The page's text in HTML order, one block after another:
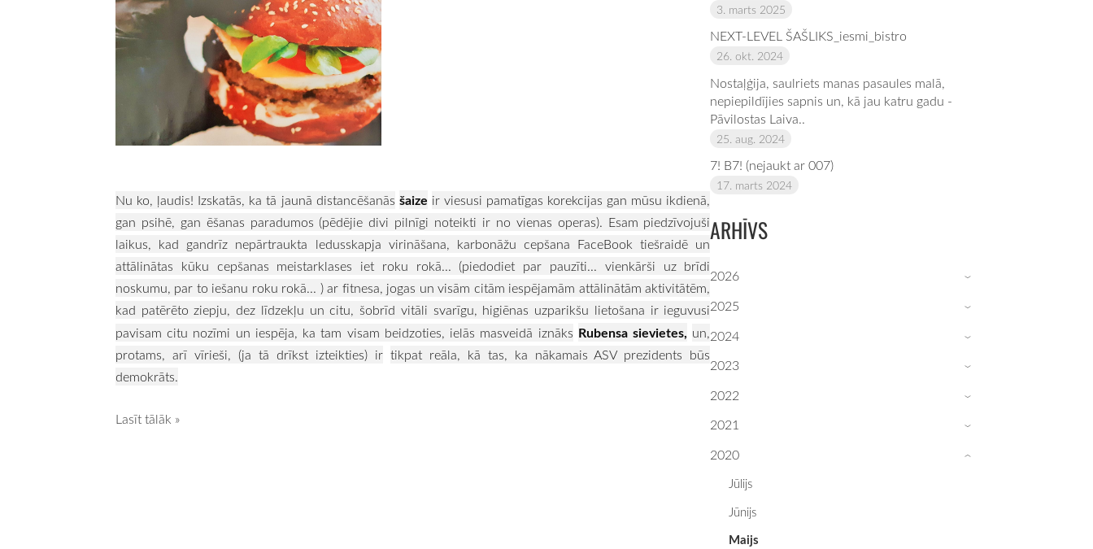
3. marts 2025
NEXT-LEVEL ŠAŠLIKS_iesmi_bistro
26. okt. 2024
Nostaļģija, saulriets manas pasaules malā,
nepiepildījies sapnis un, kā jau katru gadu -
Pāvilostas Laiva..
25. aug. 2024
7! B7! (nejaukt ar 007)
17. marts 2024
ARHĪVS
2026 ›
2025 ›
2024 ›
2023 ›
2022 ›
2021 ›
2020
Jūlijs
Jūnijs
Maijs
›
Nu ko, ļaudis! Izskatās, ka tā jaunā distancēšanās šaize ir viesusi pamatīgas korekcijas gan mūsu ikdienā,
gan psihē, gan ēšanas paradumos (pēdējie divi pilnīgi noteikti ir no vienas operas). Esam piedzīvojuši
laikus, kad gandrīz nepārtraukta ledusskapja virināšana, karbonāžu cepšana FaceBook tiešraidē un
attālinātas kūku cepšanas meistarklases iet roku rokā... (piedodiet par pauzīti... vienkārši uz brīdi
noskumu, par to iešanu roku rokā... ) ar fitnesa, jogas un visām citām iespējamām attālinātām aktivitātēm,
kad patērēto ziepju, dez līdzekļu un citu, šobrīd vitāli svarīgu, higiēnas uzparikšu lietošana ir ieguvusi
pavisam citu nozīmi un iespēja, ka tam visam beidzoties, ielās masveidā iznāks Rubensa sievietes, un,
protams, arī vīrieši, (ja tā drīkst izteikties) ir tikpat reāla, kā tas, ka nākamais ASV prezidents būs
demokrāts.
Lasīt tālāk »